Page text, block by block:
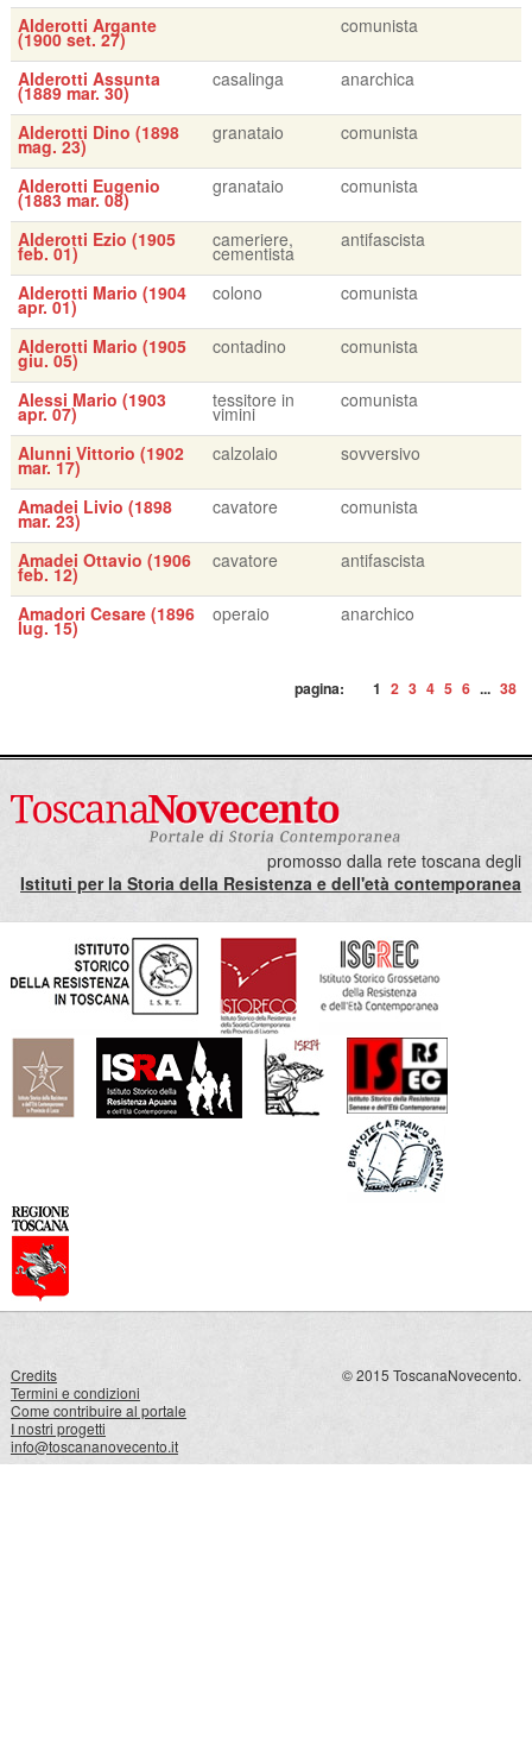
Alderotti Argante
(1900 set. 27)
comunista
Alderotti Assunta
(1889 mar. 30)
casalinga anarchica
Alderotti Dino (1898
mag. 23)
granataio comunista
Alderotti Eugenio
(1883 mar. 08)
granataio comunista
Alderotti Ezio (1905
feb. 01)
cameriere,
cementista
antifascista
Alderotti Mario (1904
apr. 01)
colono comunista
Alderotti Mario (1905
giu. 05)
contadino comunista
Alessi Mario (1903
apr. 07)
tessitore in
vimini
comunista
Alunni Vittorio (1902
mar. 17)
calzolaio sovversivo
Amadei Livio (1898
mar. 23)
cavatore comunista
Amadei Ottavio (1906
feb. 12)
cavatore antifascista
Amadori Cesare (1896
lug. 15)
operaio anarchico
pagina: 1 2 3 4 5 6 ... 38
promosso dalla rete toscana degli
Istituti per la Storia della Resistenza e dell'età contemporanea
Credits
Termini e condizioni
Come contribuire al portale
I nostri progetti
info@toscananovecento.it
© 2015 ToscanaNovecento.